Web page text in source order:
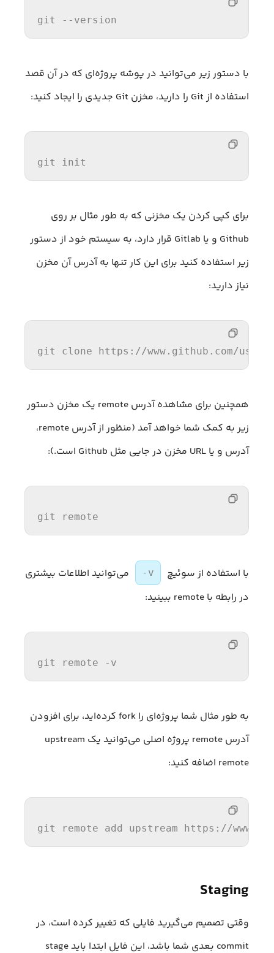
git --version
با دستور زیر می‌توانید در پوشه پروژه‌ای که در آن قصد
استفاده از Git را دارید، مخزن Git جدیدی را ایجاد کنید:
git init
برای کپی کردن یک مخزنی که به طور مثال بر روی
Github و یا Gitlab قرار دارد، به سیستم خود از دستور
زیر استفاده کنید برای این کار تنها به آدرس آن مخزن
نیاز دارید:
git clone https://www.github.com/
همچنین برای مشاهده آدرس remote یک مخزن دستور
زیر به کمک شما خواهد آمد (منظور از آدرس remote،
آدرس و یا URL مخزن در جایی مثل Github است.):
git remote
با استفاده از سوئیچ -v
می‌توانید اطلاعات بیشتری
در رابطه با remote ببینید:
git remote -v
به طور مثال شما پروژه‌ای را fork کرده‌اید، برای افزودن
آدرس remote پروژه اصلی می‌توانید یک upstream
remote اضافه کنید:
git remote add upstream https://
Staging
وقتی تصمیم می‌گیرید فایلی که تغییر کرده است، در
commit بعدی شما باشد، این فایل ابتدا باید stage